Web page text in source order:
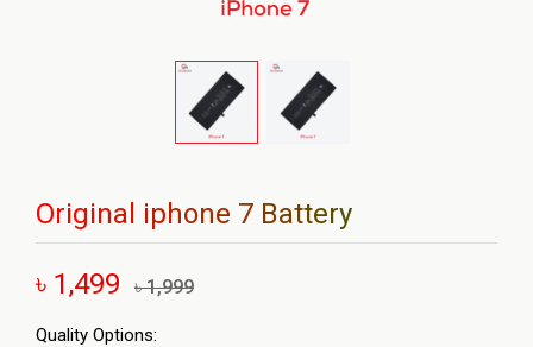
Original iphone 7 Battery
৳ 1,499 ৳ 1,999
Quality Options: